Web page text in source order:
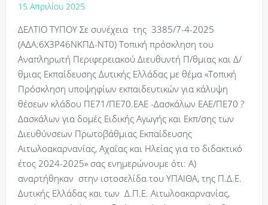
15 Απριλίου 2025
ΔΕΛΤΙΟ ΤΥΠΟΥ Σε συνέχεια της 3385/7-4-2025
(ΑΔΑ:6Χ3Ρ46ΝΚΠΔ-ΝΤ0) Τοπική πρόσκληση του
Αναπληρωτή Περιφερειακού Διευθυντή Π/θμιας και Δ/
θμιας Εκπαίδευσης Δυτικής Ελλάδας με θέμα «Τοπική
Πρόσκληση υποψηφίων εκπαιδευτικών για κάλυψη
θέσεων κλάδου ΠΕ71/ΠΕ70.ΕΑΕ -Δασκάλων ΕΑΕ/ΠΕ70 ?
Δασκάλων για δομές Ειδικής Αγωγής και Εκπ/σης των
Διευθύνσεων Πρωτοβάθμιας Εκπαίδευσης
Αιτωλοακαρνανίας, Αχαΐας και Ηλείας για το διδακτικό
έτος 2024-2025» σας ενημερώνουμε ότι: Α)
αναρτήθηκαν στην ιστοσελίδα του ΥΠΑΙΘΑ, της Π.Δ.Ε.
Δυτικής Ελλάδας και των Δ.Π.Ε. Αιτωλοακαρνανίας,